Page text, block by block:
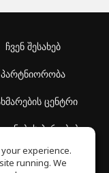
ჩვენ შესახებ
პარტნიორობა
ცენტრი
პირობები
პოლიტიკა
experience.
running. We